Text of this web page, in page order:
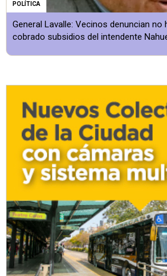
POLÍTICA
General Lavalle: Vecinos denuncian no
cobrado subsidios del intendente